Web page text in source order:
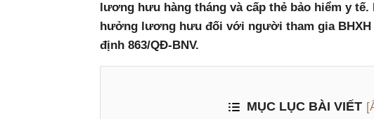
lương hưu hàng tháng và cấp thẻ bảo hiểm y
hưởng lương hưu đối với người tham gia BHXH
định 863/QĐ-BNV.
MỤC LỤC BÀI VIẾT